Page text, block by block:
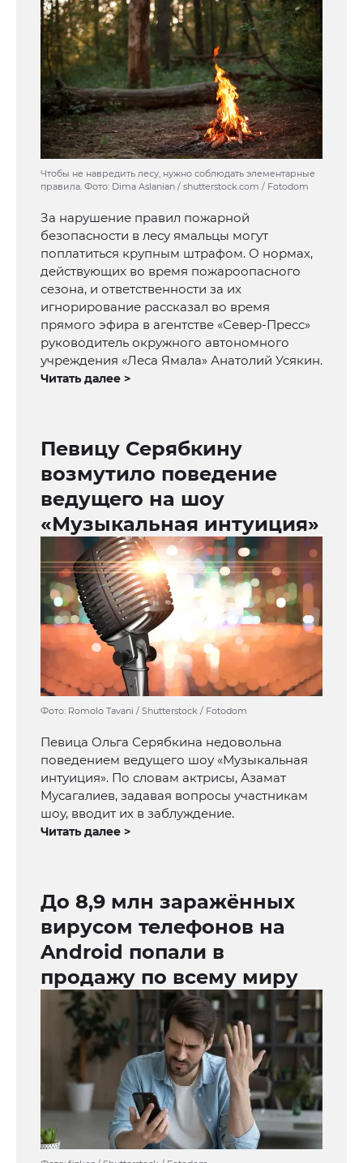
Чтобы не навредить лесу, нужно соблюдать элементарные
правила. Фото: Dima Aslanian / shutterstock.com / Fotodom
За нарушение правил пожарной
безопасности в лесу ямальцы могут
поплатиться крупным штрафом. О нормах,
действующих во время пожароопасного
сезона, и ответственности за их
игнорирование рассказал во время
прямого эфира в агентстве «Север-Пресс»
руководитель окружного автономного
учреждения «Леса Ямала» Анатолий Усякин.
Читать далее >
Певицу Серябкину
возмутило поведение
ведущего на шоу
«Музыкальная интуиция»
Фото: Romolo Tavani / Shutterstock / Fotodom
Певица Ольга Серябкина недовольна
поведением ведущего шоу «Музыкальная
интуиция». По словам актрисы, Азамат
Мусагалиев, задавая вопросы участникам
шоу, вводит их в заблуждение.
Читать далее >
До 8,9 млн заражённых
вирусом телефонов на
Android попали в
продажу по всему миру